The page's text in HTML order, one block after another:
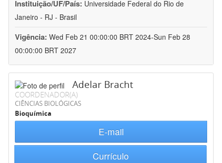
Instituição/UF/País: Universidade Federal do Rio de
Janeiro - RJ - Brasil
Vigência: Wed Feb 21 00:00:00 BRT 2024-Sun Feb 28
00:00:00 BRT 2027
Adelar Bracht
COORDENADOR(A)
CIÊNCIAS BIOLÓGICAS
Bioquímica
E-mail
Currículo